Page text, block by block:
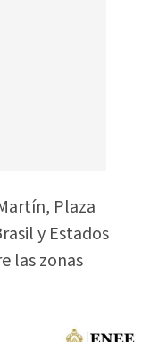
Plaza
y Estados
las zonas